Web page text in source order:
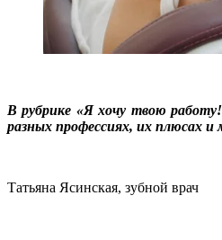
В рубрике «Я хочу твою
разных профессиях, их плюсах и
Татьяна Ясинская, зубной врач